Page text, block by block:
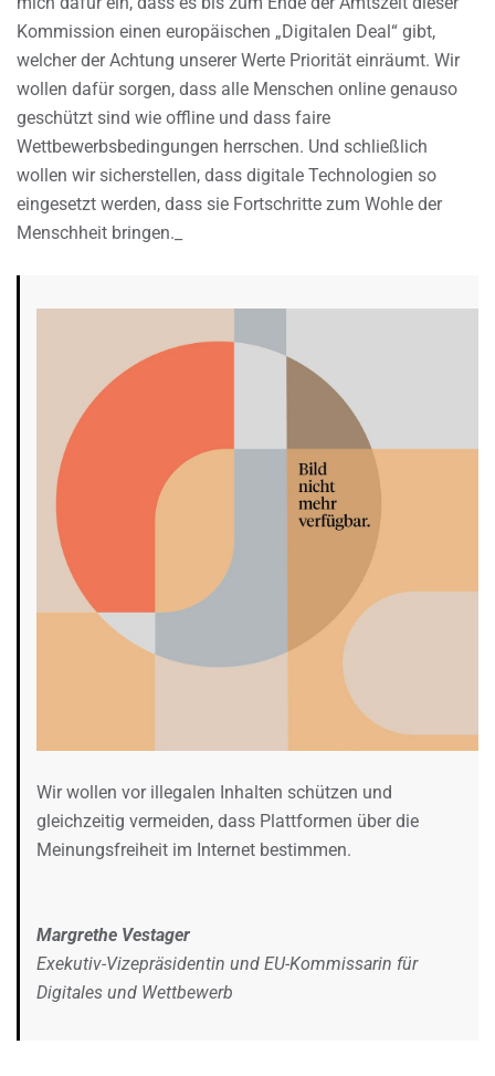
Kommission einen europäischen „Digitalen Deal“ gibt,
welcher der Achtung unserer Werte Priorität einräumt. Wir
wollen dafür sorgen, dass alle Menschen online genauso
geschützt sind wie offline und dass faire
Wettbewerbsbedingungen herrschen. Und schließlich
wollen wir sicherstellen, dass digitale Technologien so
eingesetzt werden, dass sie Fortschritte zum Wohle der
Menschheit bringen._
Wir wollen vor illegalen Inhalten schützen und
gleichzeitig vermeiden, dass Plattformen über die
Meinungsfreiheit im Internet bestimmen.
Margrethe Vestager
Exekutiv-Vizepräsidentin und EU-Kommissarin für
Digitales und Wettbewerb